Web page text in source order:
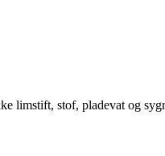
limstift, stof, pladevat og